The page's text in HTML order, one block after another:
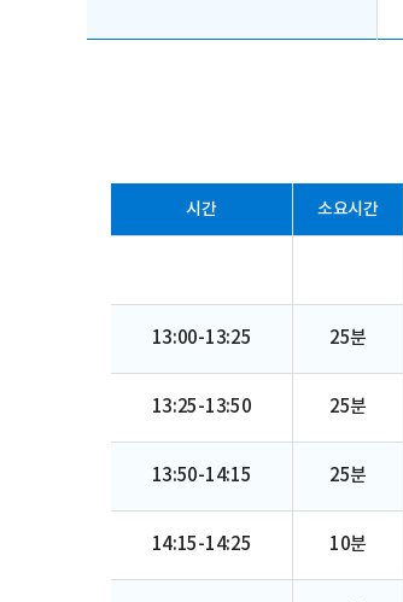
시간 소요시간
13:00-13:25 25분
13:25-13:50 25분
13:50-14:15 25분
14:15-14:25 10분